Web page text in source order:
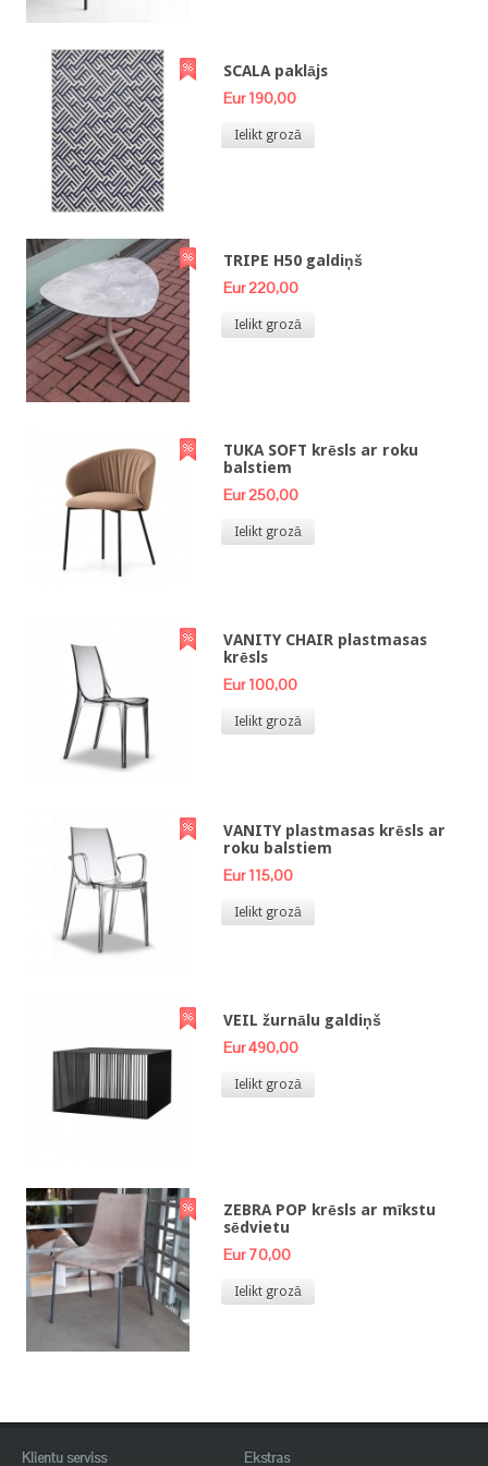
SCALA paklājs
Eur 190,00
Ielikt grozā
TRIPE H50 galdiņš
Eur 220,00
Ielikt grozā
TUKA SOFT krēsls ar roku
balstiem
Eur 250,00
Ielikt grozā
VANITY CHAIR plastmasas
krēsls
Eur 100,00
Ielikt grozā
VANITY plastmasas krēsls ar
roku balstiem
Eur 115,00
Ielikt grozā
VEIL žurnālu galdiņš
Eur 490,00
Ielikt grozā
ZEBRA POP krēsls ar mīkstu
sēdvietu
Eur 70,00
Ielikt grozā
Klientu serviss Ekstras